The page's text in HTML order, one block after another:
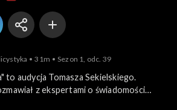
31m Sezon 1, odc. 39
to audycja Tomasza Sekielskiego.
z ekspertami o świadomości
działaniach mających na celu